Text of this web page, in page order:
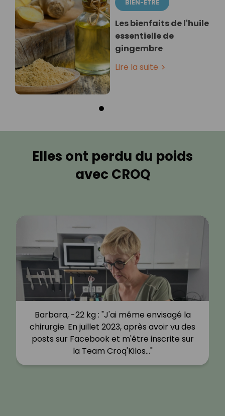
BIEN-ÊTRE
Les bienfaits de l'huile
essentielle de
gingembre
Lire la suite
Elles ont perdu du poids
avec CROQ
Barbara, -22 kg : "J'ai même envisagé la
chirurgie. En juillet 2023, après avoir vu des
posts sur Facebook et m'être inscrite sur
la Team Croq'Kilos…"